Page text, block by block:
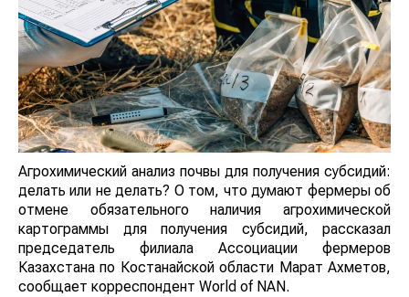
Агрохимический анализ почвы для получения субсидий:
делать или не делать? О том, что думают фермеры об
отмене обязательного наличия агрохимической
картограммы для получения субсидий, рассказал
председатель филиала Ассоциации фермеров
Казахстана по Костанайской области Марат Ахметов,
сообщает корреспондент World of NAN.